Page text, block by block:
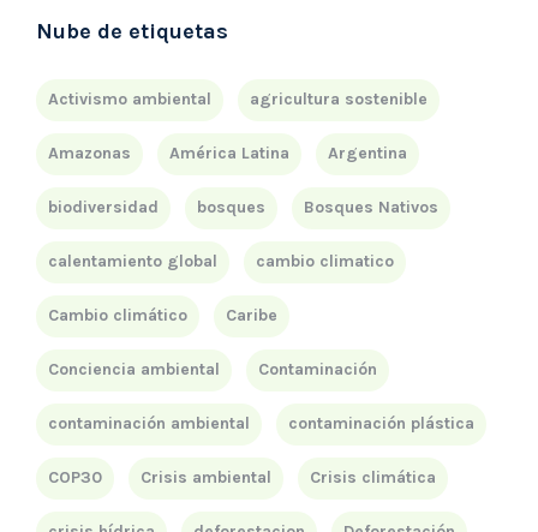
Nube de etiquetas
Activismo ambiental agricultura sostenible
Amazonas América Latina Argentina
biodiversidad bosques Bosques Nativos
calentamiento global cambio climatico
Cambio climático Caribe
Conciencia ambiental Contaminación
contaminación ambiental contaminación plástica
COP30 Crisis ambiental Crisis climática